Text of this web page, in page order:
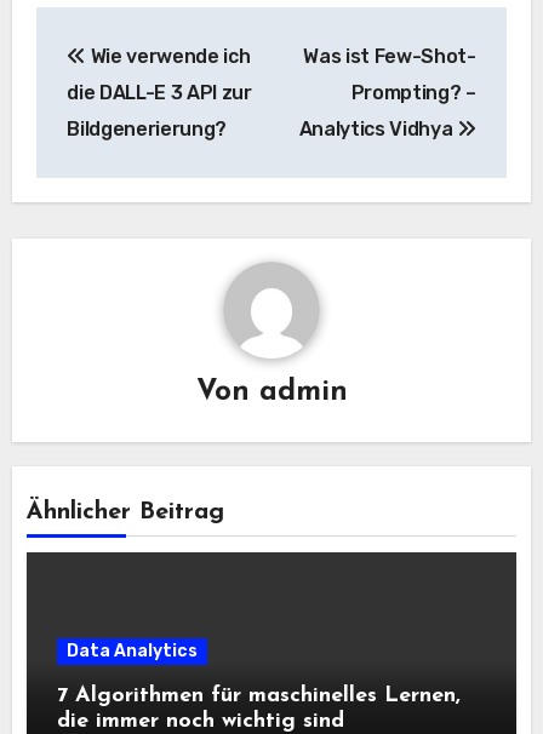
Navigation
Wie verwende ich
die DALL-E 3 API zur
Bildgenerierung?
Was ist Few-Shot-
Prompting? –
Analytics Vidhya
Von admin
Ähnlicher Beitrag
Data Analytics
7 Algorithmen für maschinelles Lernen,
die immer noch wichtig sind